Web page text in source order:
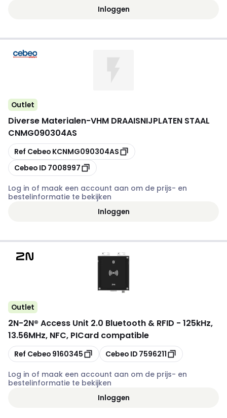
Inloggen
Outlet
Diverse Materialen-VHM DRAAISNIJPLATEN STAAL
CNMG090304AS
Kopiëren
Ref Cebeo KCNMG090304AS
Kopiëren
Cebeo ID 7008997
Log in of maak een account aan om de prijs- en
bestelinformatie te bekijken
Inloggen
Outlet
2N-2N® Access Unit 2.0 Bluetooth & RFID - 125kHz,
13.56MHz, NFC, PICard compatible
Kopiëren
Ref Cebeo 9160345 Kopiëren
Cebeo ID 7596211
Log in of maak een account aan om de prijs- en
bestelinformatie te bekijken
Inloggen